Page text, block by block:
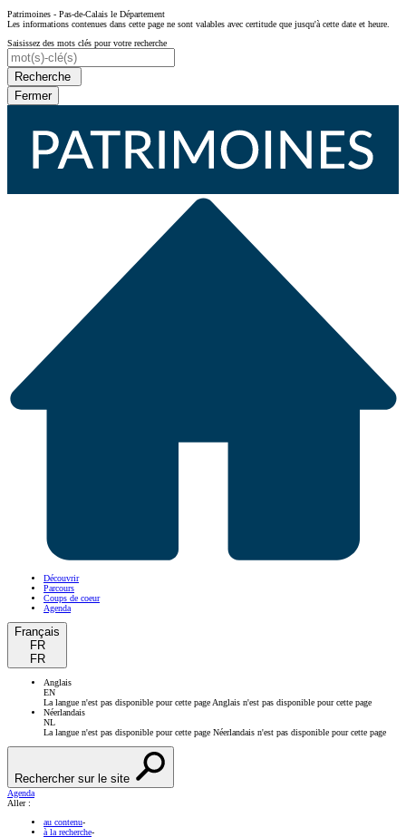
Patrimoines - Pas-de-Calais le Département
Les informations contenues dans cette page ne sont valables avec certitude que jusqu'à cette date et heure.
Saisissez des mots clés pour votre recherche
Recherche
Fermer
Découvrir
Parcours
Coups de coeur
Agenda
Français
FR
FR
Anglais
EN
La langue n'est pas disponible pour cette page Anglais n'est pas disponible pour cette page
Néerlandais
NL
La langue n'est pas disponible pour cette page Néerlandais n'est pas disponible pour cette page
Rechercher sur le site
Agenda
Aller :
au contenu-
à la recherche-